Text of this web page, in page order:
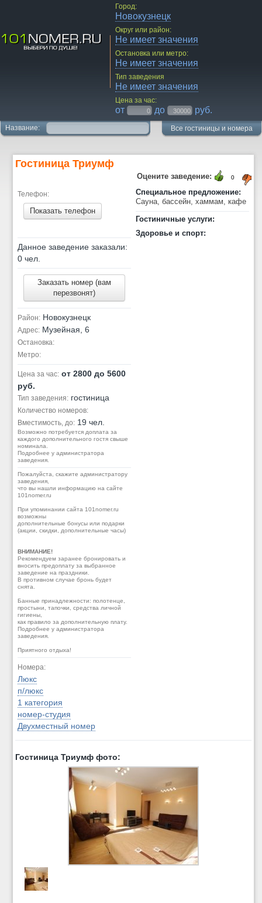
Город:
Новокузнецк
Округ или район:
Не имеет значения
Остановка или метро:
Не имеет значения
Тип заведения
Не имеет значения
Цена за час:
от до руб.
Название: Все гостиницы и номера
Гостиница Триумф
0
Оцените заведение:
Телефон:
Показать телефон
Данное заведение заказали:
0 чел.
Заказать номер (вам
перезвонят)
Район: Новокузнецк
Адрес: Музейная, 6
Остановка:
Метро:
Цена за час: от 2800 до 5600
руб.
Тип заведения: гостиница
Количество номеров:
Вместимость, до: 19 чел.
Возможно потребуется доплата за
каждого дополнительного гостя свыше
номинала.
Подробнее у администратора
заведения.
Пожалуйста, скажите администратору
заведения,
что вы нашли информацию на сайте
101nomer.ru
При упоминании сайта 101nomer.ru
возможны
дополнительные бонусы или подарки
(акции, скидки, дополнительные часы)
ВНИМАНИЕ!
Рекомендуем заранее бронировать и
вносить предоплату за выбранное
заведение на праздники.
В противном случае бронь будет
снята.
Банные принадлежности: полотенце,
простыни, тапочки, средства личной
гигиены,
как правило за дополнительную плату.
Подробнее у администратора
заведения.
Приятного отдыха!
Номера:
Люкс
п/люкс
1 категория
номер-студия
Двухместный номер
Специальное предложение:
Сауна, бассейн, хаммам, кафе
Гостиничные услуги:
Здоровье и спорт:
Гостиница Триумф фото: